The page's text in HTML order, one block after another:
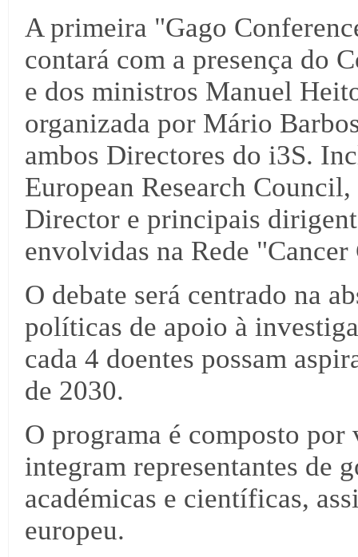
A primeira "Gago
contará com a presença do
e dos ministros Manuel
organizada por Mário
ambos Directores do i3S.
European Research
Director e principais
envolvidas na Rede
O debate será centrado na
políticas de apoio à
cada 4 doentes possam
de 2030.
O programa é composto por
integram representantes de
académicas e científicas,
europeu.